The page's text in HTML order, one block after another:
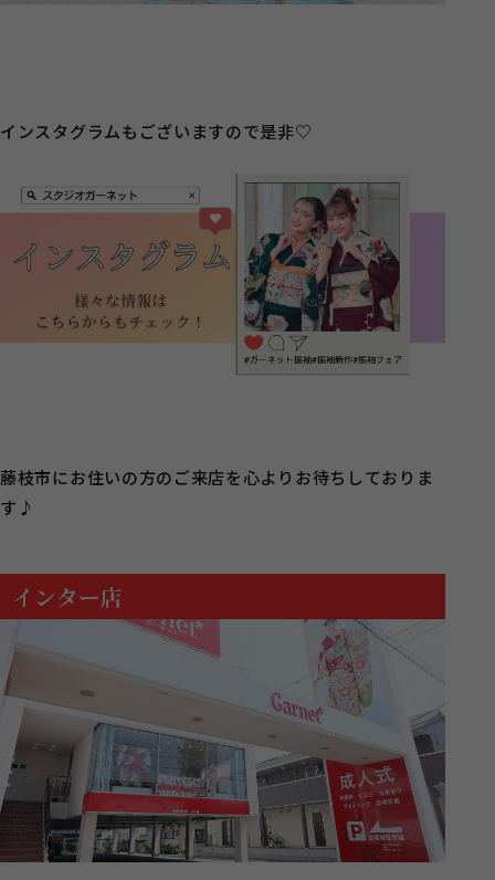
インスタグラムもございますので是非♡
藤枝市にお住いの方のご来店を心よりお待ちしておりま
す♪